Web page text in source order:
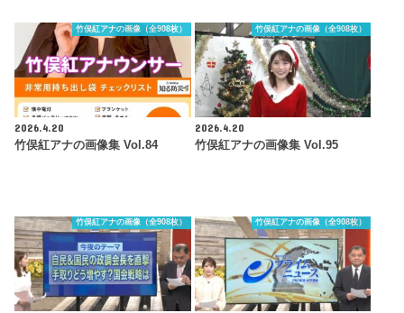
竹俣紅アナの画像（全908枚）
2026.4.20
竹俣紅アナの画像集 Vol.84
竹俣紅アナの画像（全908枚）
2026.4.20
竹俣紅アナの画像集 Vol.95
竹俣紅アナの画像（全908枚） 竹俣紅アナの画像（全908枚）